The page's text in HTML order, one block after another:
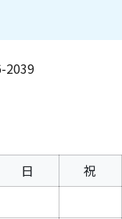
2039
日 祝